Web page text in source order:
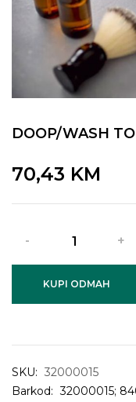
DOOP/WASH
70,43 KM
KUPI ODMAH
SKU: 32000015
Barkod: 32000015;